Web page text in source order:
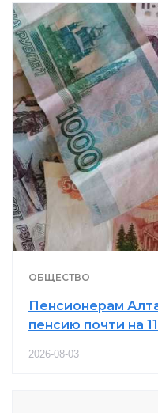
ОБЩЕСТВО
Пенсионерам
пенсию почти на
2026-08-03